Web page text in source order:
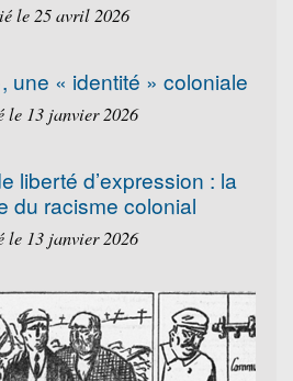
le 25 avril 2026
une « identité » coloniale
le 13 janvier 2026
liberté d’expression : la
du racisme colonial
le 13 janvier 2026